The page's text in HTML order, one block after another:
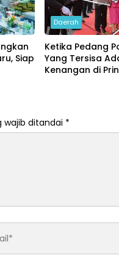
Siap
Daerah
Ketika Pedang
Yang Tersisa
Kenangan di
wajib ditandai *